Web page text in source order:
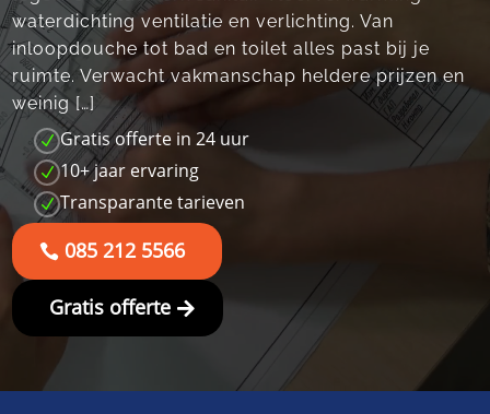
waterdichting ventilatie en verlichting.​ Van
inloopdouche tot bad en toilet alles past bij je
ruimte.​ Verwacht vakmanschap heldere prijzen en
weinig […]
N Gratis offerte in 24 uur
N 10+ jaar ervaring
N Transparante tarieven
085 212 5566
Gratis offerte